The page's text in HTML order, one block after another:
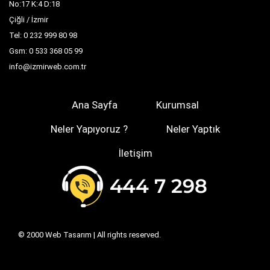
No:17 K:4 D:18
Çiğli / İzmir
Tel: 0 232 999 80 98
Gsm: 0 533 368 05 99
info@izmirweb.com.tr
Ana Sayfa
Kurumsal
Neler Yapıyoruz ?
Neler Yaptık
İletişim
© 2000 Web Tasarım | All rights reserved.